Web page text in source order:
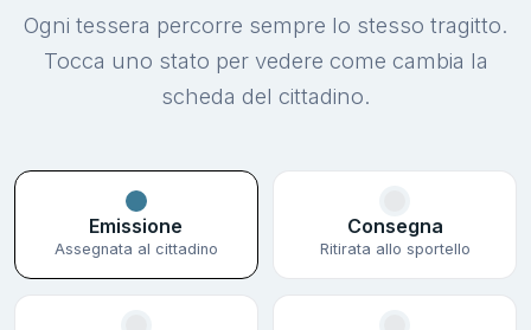
Ogni tessera percorre sempre lo stesso tragitto.
Tocca uno stato per vedere come cambia la
scheda del cittadino.
Emissione
Assegnata al cittadino
Consegna
Ritirata allo sportello